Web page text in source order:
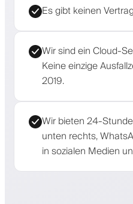
Es gibt keinen
Wir sind ein Cloud-
Keine einzige
2019.
Wir bieten 24-
unten rechts,
in sozialen Medien